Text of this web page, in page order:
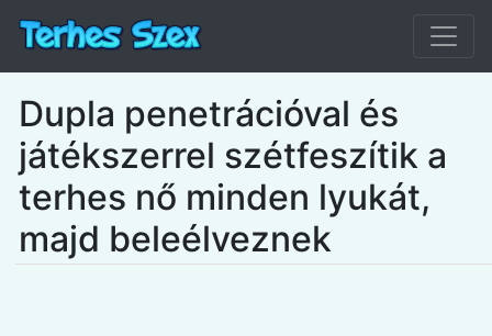
Dupla penetrációval és
játékszerrel szétfeszítik a
terhes nő minden lyukát,
majd beleélveznek